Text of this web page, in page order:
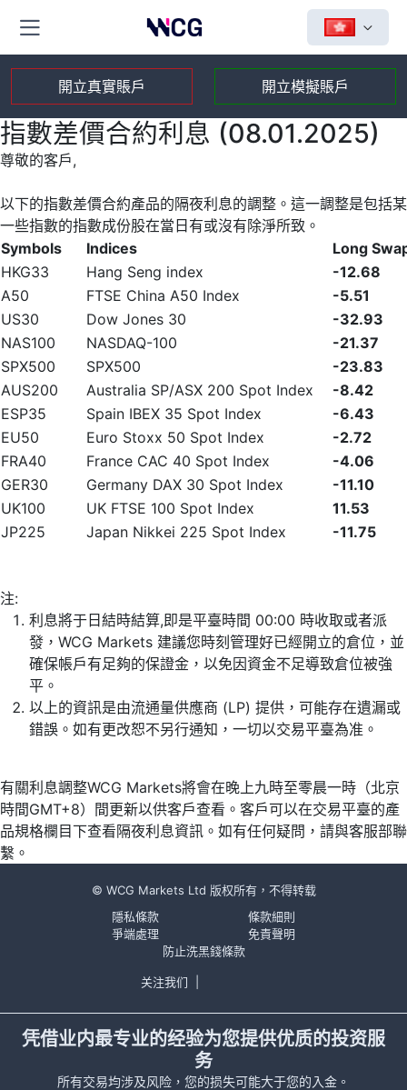
開立真實賬戶 開立模擬賬戶
指數差價合約利息 (08.01.2025)
尊敬的客戶,
以下的指數差價合約產品的隔夜利息的調整。這一調整是包括某
一些指數的指數成份股在當日有或沒有除淨所致。
Symbols
Indices
Long
HKG33
Hang Seng index
-12.68
A50
FTSE China A50 Index
-5.51
US30
Dow Jones 30
-32.93
NAS100
NASDAQ-100
-21.37
SPX500
SPX500
-23.83
AUS200
Australia SP/ASX 200 Spot Index
-8.42
ESP35
Spain IBEX 35 Spot Index
-6.43
EU50
Euro Stoxx 50 Spot Index
-2.72
FRA40
France CAC 40 Spot Index
-4.06
GER30
Germany DAX 30 Spot Index
-11.10
UK100
UK FTSE 100 Spot Index
11.53
JP225
Japan Nikkei 225 Spot Index -11.75
注:
利息將于日結時結算,即是平臺時間 00:00 時收取或者派
發，WCG Markets 建議您時刻管理好已經開立的倉位，並
確保帳戶有足夠的保證金，以免因資金不足導致倉位被強
平。
以上的資訊是由流通量供應商 (LP) 提供，可能存在遺漏或
錯誤。如有更改恕不另行通知，一切以交易平臺為准。
有關利息調整WCG Markets將會在晚上九時至零晨一時（北京
時間GMT+8）間更新以供客戶查看。客戶可以在交易平臺的產
品規格欄目下查看隔夜利息資訊。如有任何疑問，請與客服部聯
繫。
© WCG Markets Ltd 版权所有，不得转载
隱私條款
條款細則
爭端處理
免責聲明
防止洗黑錢條款
关注我们
凭借业内最专业的经验为您提供优质的投资服
务
所有交易均涉及风险，您的损失可能大于您的入金。